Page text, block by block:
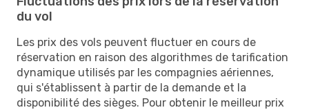
du vol
Les prix des vols peuvent fluctuer en cours de
réservation en raison des algorithmes de tarification
dynamique utilisés par les compagnies aériennes,
qui s'établissent à partir de la demande et la
disponibilité des sièges. Pour obtenir le meilleur prix